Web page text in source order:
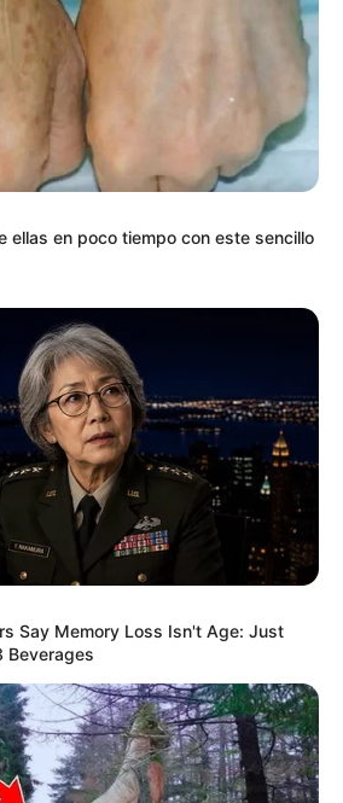
ellas en poco tiempo con este sencillo
Say Memory Loss Isn't Age: Just
Beverages